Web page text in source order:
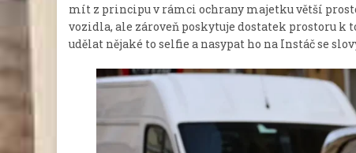
mít z principu v rámci ochrany majetku větší
vozidla, ale zároveň poskytuje dostatek prostoru k
udělat nějaké to selfie a nasypat ho na Instáč se